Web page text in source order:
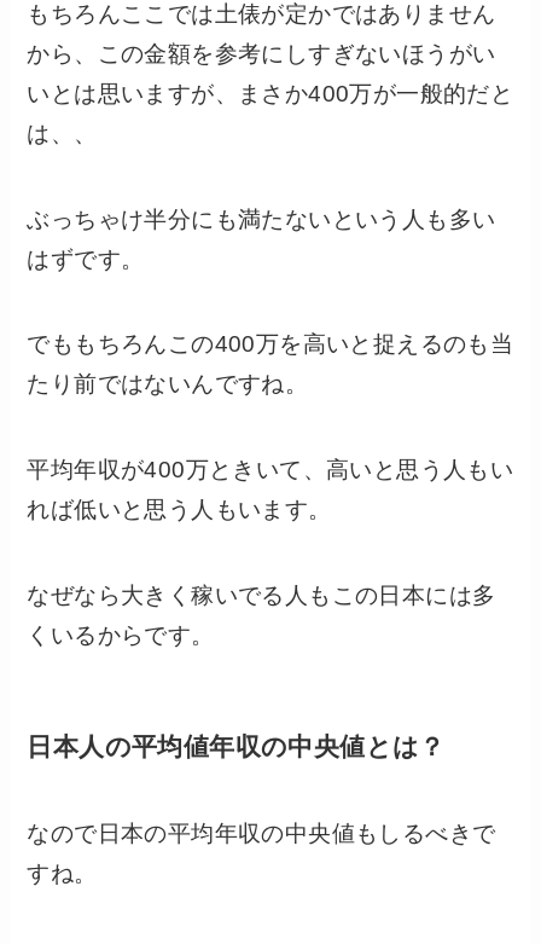
もちろんここでは土俵が定かではありません
から、この金額を参考にしすぎないほうがい
いとは思いますが、まさか400万が一般的だと
は、、
ぶっちゃけ半分にも満たないという人も多い
はずです。
でももちろんこの400万を高いと捉えるのも当
たり前ではないんですね。
平均年収が400万ときいて、高いと思う人もい
れば低いと思う人もいます。
なぜなら大きく稼いでる人もこの日本には多
くいるからです。
日本人の平均値年収の中央値とは？
なので日本の平均年収の中央値もしるべきで
すね。